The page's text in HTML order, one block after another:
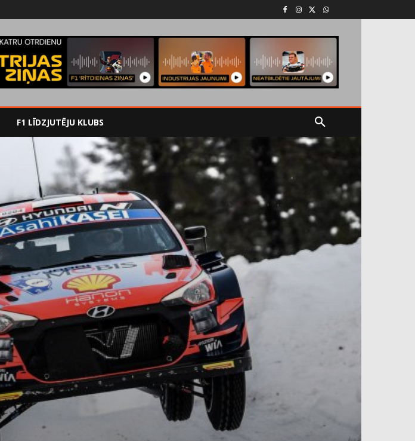
F1 LĪDZJUTĒJU KLUBS